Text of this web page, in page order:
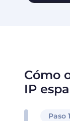
Cómo
IP
Paso 1